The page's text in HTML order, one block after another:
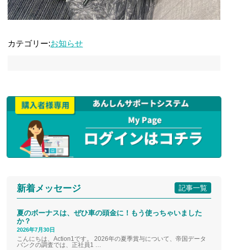
カテゴリー:お知らせ
記事一覧
新着メッセージ
夏のボーナスは、ぜひ車の頭金に！もう使っちゃいました
か？
2026年7月30日
こんにちは、Action1です。 2026年の夏季賞与について、帝国データ
バンクの調査では、正社員1 …